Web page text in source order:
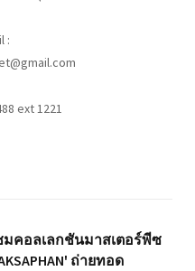
:
ext 1221
คอลเลกชันมาสเตอร์พีซ
ถ่ายทอด